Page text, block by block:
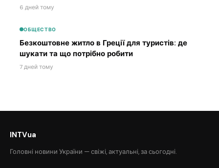
6 дней тому
ОБЩЕСТВО
Безкоштовне житло в Греції для туристів: де
шукати та що потрібно робити
7 дней тому
INTVua
Головні новини України — свіжі, актуальні, за сьогодні.